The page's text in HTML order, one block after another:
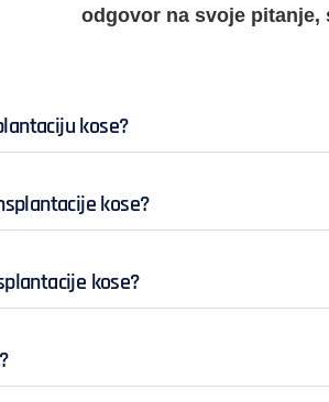
odgovor na svoje
kose?
kose?
kose?